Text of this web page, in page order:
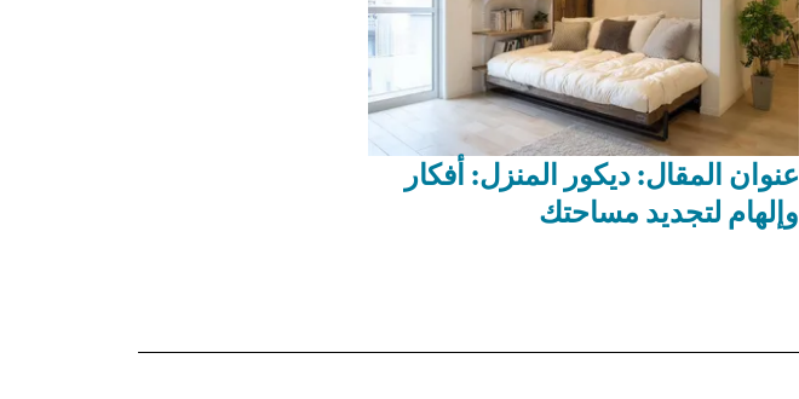
عنوان المقال: ديكور المنزل: أفكار
وإلهام لتجديد مساحتك